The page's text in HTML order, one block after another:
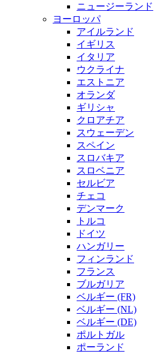
ニュージーランド
ヨーロッパ
アイルランド
イギリス
イタリア
ウクライナ
エストニア
オランダ
ギリシャ
クロアチア
スウェーデン
スペイン
スロバキア
スロベニア
セルビア
チェコ
デンマーク
トルコ
ドイツ
ハンガリー
フィンランド
フランス
ブルガリア
ベルギー (FR)
ベルギー (NL)
ベルギー (DE)
ポルトガル
ポーランド